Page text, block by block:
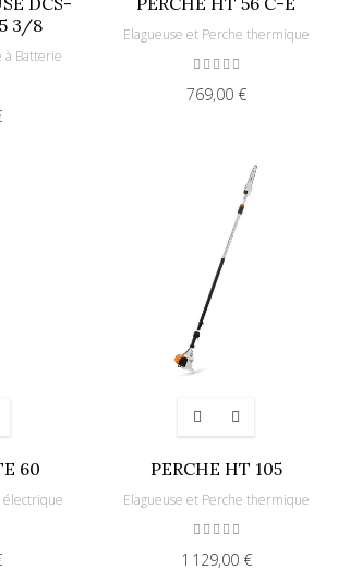
3/8
à Batterie
Elagueuse et Perche thermique
769,00 €
60
électrique
PERCHE HT 105
Elagueuse et Perche thermique
1 129,00 €